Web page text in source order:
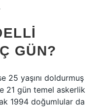
GÜN?
25 yaşını doldurmuş
21 gün temel askerlik
1994 doğumlular da